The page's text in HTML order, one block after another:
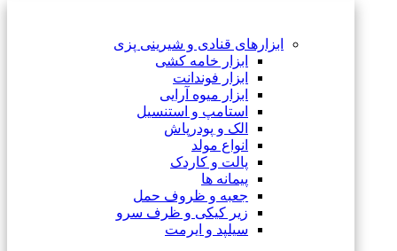
ابزارهای قنادی و شیرینی پزی
ابزار خامه کشی
ابزار فوندانت
ابزار میوه آرایی
استامپ و استنسیل
الک و پودرپاش
انواع مولد
پالت و کاردک
پیمانه ها
جعبه و ظروف حمل
زیر کیکی و ظرف سرو
سیلپد و ایرمت